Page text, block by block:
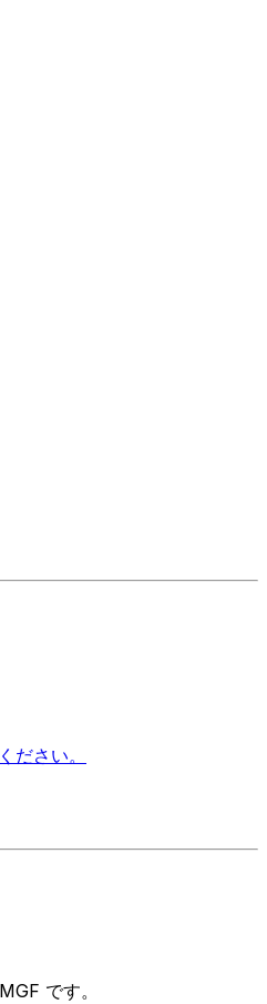
ださい。
です。